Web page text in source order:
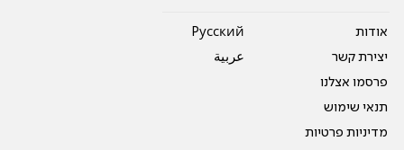
אודות
יצירת קשר
פרסמו אצלנו
תנאי שימוש
מדיניות פרטיות
Pусский
عربية